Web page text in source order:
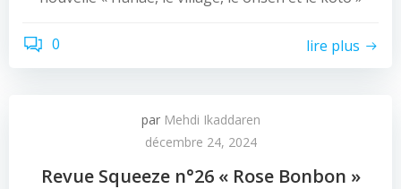
0 lire plus
par Mehdi Ikaddaren
décembre 24, 2024
Revue Squeeze n°26 « Rose Bonbon »